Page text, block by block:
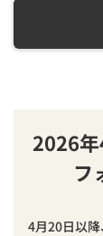
2026
フ
4月20日以